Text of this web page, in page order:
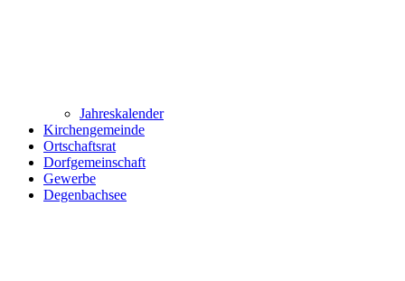
Jahreskalender
Kirchengemeinde
Ortschaftsrat
Dorfgemeinschaft
Gewerbe
Degenbachsee